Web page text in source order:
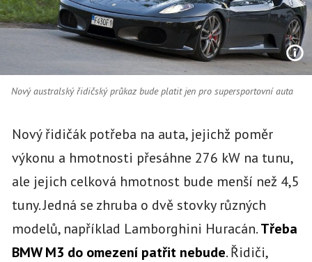
Nový australský řidičský průkaz bude platit jen pro supersportovní auta
Nový řidičák potřeba na auta, jejichž poměr
výkonu a hmotnosti přesáhne 276 kW na tunu,
ale jejich celková hmotnost bude menší než 4,5
tuny. Jedná se zhruba o dvě stovky různých
modelů, například Lamborghini Huracán.Třeba
BMW M3 do omezení patřit nebude. Řidiči,